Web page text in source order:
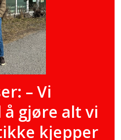
– Vi
gjøre alt vi
kjepper